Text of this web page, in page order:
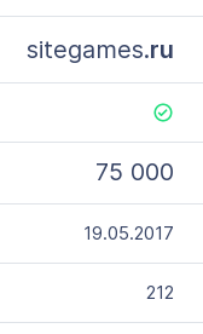
sitegames.ru
75 000
19.05.2017
212